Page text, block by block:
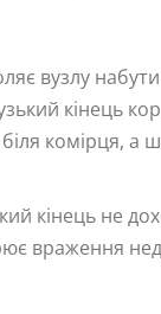
вузлу
кінець
комірця,
кінець не
враження